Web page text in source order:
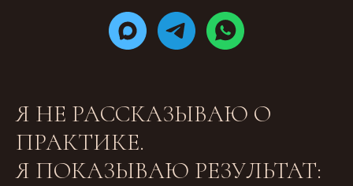
Я НЕ РАССКАЗЫВАЮ О
ПРАКТИКЕ.
Я ПОКАЗЫВАЮ РЕЗУЛЬТАТ: